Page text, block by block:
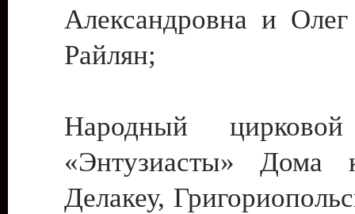
Александровна и
Райлян;
Народный цирковой
«Энтузиасты» Дома
Делакеу,